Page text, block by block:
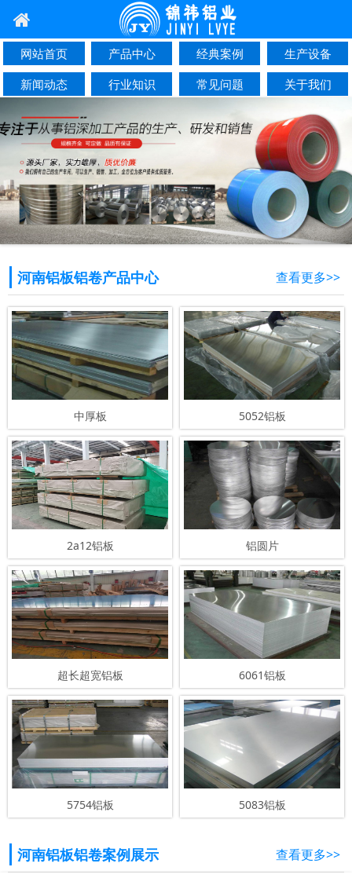
网站首页 产品中心 经典案例
生产设备
新闻动态
行业知识 常见问题
关于我们
联系我们
河南铝板铝卷产品中心 查看更多>>
中厚板 5052铝板
2a12铝板 铝圆片
超长超宽铝板 6061铝板
5754铝板 5083铝板
河南铝板铝卷案例展示 查看更多>>